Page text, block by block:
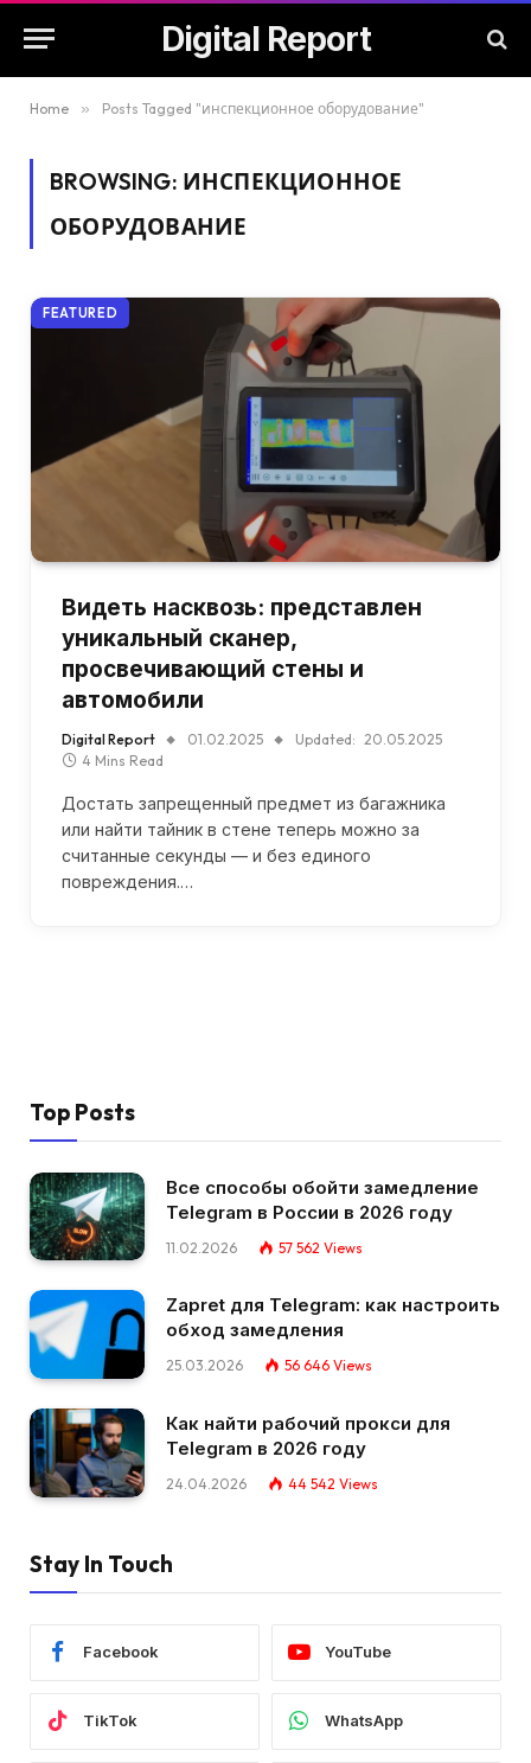
Digital Report
Home » Posts Tagged "инспекционное оборудование"
BROWSING: ИНСПЕКЦИОННОЕ
ОБОРУДОВАНИЕ
FEATURED
Видеть насквозь: представлен
уникальный сканер,
просвечивающий стены и
автомобили
Digital Report 01.02.2025 Updated: 20.05.2025
4 Mins Read
Достать запрещенный предмет из багажника
или найти тайник в стене теперь можно за
считанные секунды — и без единого
повреждения.…
Top Posts
Все способы обойти замедление
Telegram в России в 2026 году
11.02.2026 57 562 Views
Zapret для Telegram: как настроить
обход замедления
25.03.2026 56 646 Views
Как найти рабочий прокси для
Telegram в 2026 году
24.04.2026 44 542 Views
Stay In Touch
Facebook YouTube
TikTok WhatsApp